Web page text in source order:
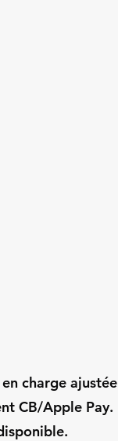
charge ajustée
CB/Apple Pay.